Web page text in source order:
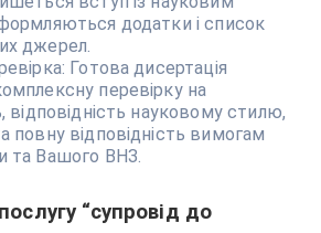
додатки і список
джерел.
Готова дисертація
перевірку на
відповідність науковому стилю,
повну відповідність вимогам
та Вашого ВНЗ.
“супровід до